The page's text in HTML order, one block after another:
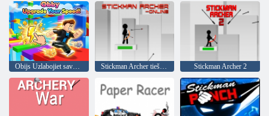
Obijs Uzlabojiet savu ātrumu! Stickman Archer tiešsaistē Stickman Archer 2